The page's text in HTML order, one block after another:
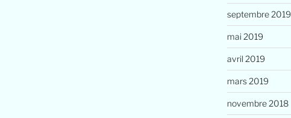
septembre 2019
mai 2019
avril 2019
mars 2019
novembre 2018